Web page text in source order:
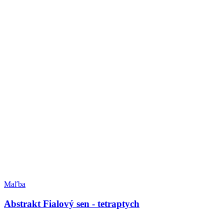
Maľba
Abstrakt Fialový sen - tetraptych